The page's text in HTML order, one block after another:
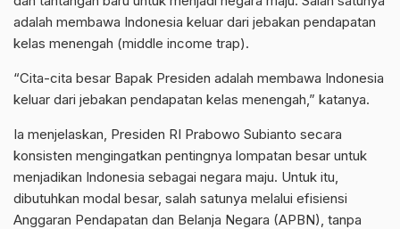
adalah membawa Indonesia keluar dari jebakan pendapatan
kelas menengah (middle income trap).
“Cita-cita besar Bapak Presiden adalah membawa Indonesia
keluar dari jebakan pendapatan kelas menengah,” katanya.
Ia menjelaskan, Presiden RI Prabowo Subianto secara
konsisten mengingatkan pentingnya lompatan besar untuk
menjadikan Indonesia sebagai negara maju. Untuk itu,
dibutuhkan modal besar, salah satunya melalui efisiensi
Anggaran Pendapatan dan Belanja Negara (APBN), tanpa